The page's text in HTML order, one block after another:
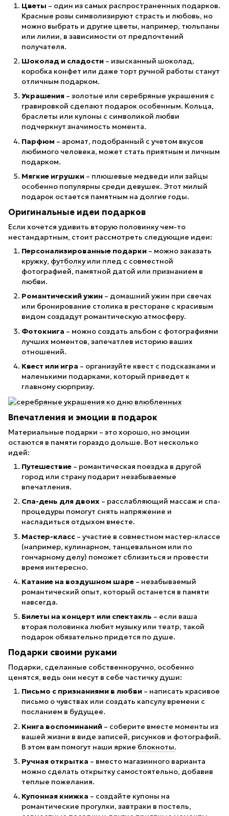
Цветы – один из самых распространенных подарков.
Красные розы символизируют страсть и любовь, но
можно выбрать и другие цветы, например, тюльпаны
или лилии, в зависимости от предпочтений
получателя.
Шоколад и сладости – изысканный шоколад,
коробка конфет или даже торт ручной работы станут
отличным подарком.
Украшения – золотые или серебряные украшения с
гравировкой сделают подарок особенным. Кольца,
браслеты или кулоны с символикой любви
подчеркнут значимость момента.
Парфюм – аромат, подобранный с учетом вкусов
любимого человека, может стать приятным и личным
подарком.
Мягкие игрушки – плюшевые медведи или зайцы
особенно популярны среди девушек. Этот милый
подарок остается памятным на долгие годы.
Оригинальные идеи подарков
Если хочется удивить вторую половинку чем-то
нестандартным, стоит рассмотреть следующие идеи:
Персонализированные подарки – можно заказать
кружку, футболкуили плед с совместной
фотографией, памятной датой или признанием в
любви.
Романтический ужин – домашний ужин при свечах
или бронирование столика в ресторане с красивым
видом создадут романтическую атмосферу.
Фотокнига – можно создать альбом с фотографиями
лучших моментов, запечатлев историю ваших
отношений.
Квест или игра – организуйте квест с подсказками и
маленькими подарками, который приведет к
главному сюрпризу.
Впечатления и эмоции в подарок
Материальные подарки – это хорошо, но эмоции
остаются в памяти гораздо дольше. Вот несколько
идей:
Путешествие – романтическая поездка в другой
город или страну подарит незабываемые
впечатления.
Спа-день для двоих – расслабляющий массаж и спа-
процедуры помогут снять напряжение и
насладиться отдыхом вместе.
Мастер-класс – участие в совместном мастер-классе
(например, кулинарном, танцевальном или по
гончарному делу) поможет сблизиться и провести
время интересно.
Катание на воздушном шаре – незабываемый
романтический опыт, который останется в памяти
навсегда.
Билеты на концерт или спектакль – если ваша
вторая половинка любит музыку или театр, такой
подарок обязательно придется по душе.
Подарки своими руками
Подарки, сделанные собственноручно, особенно
ценятся, ведь они несут в себе частичку души:
Письмо с признаниями в любви – написать красивое
письмо о чувствах или создать капсулу времени с
посланием в будущее.
Книга воспоминаний – соберите вместе моменты из
вашей жизни в виде записей, рисунков и фотографий.
В этом вам помогут наши яркие блокноты.
Ручная открытка – вместо магазинного варианта
можно сделать открытку самостоятельно, добавив
теплые пожелания.
Купонная книжка – создайте купоны на
романтические прогулки, завтраки в постель,